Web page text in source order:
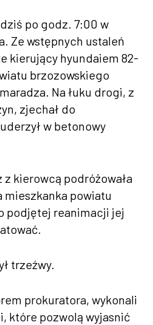
po godz. 7:00 w
Ze wstępnych ustaleń
kierujący hyundaiem 82-
brzozowskiego
Na łuku drogi, z
zjechał do
w betonowy
kierowcą podróżowała
mieszkanka powiatu
podjętej reanimacji jej
trzeźwy.
prokuratora, wykonali
które pozwolą wyjasnić